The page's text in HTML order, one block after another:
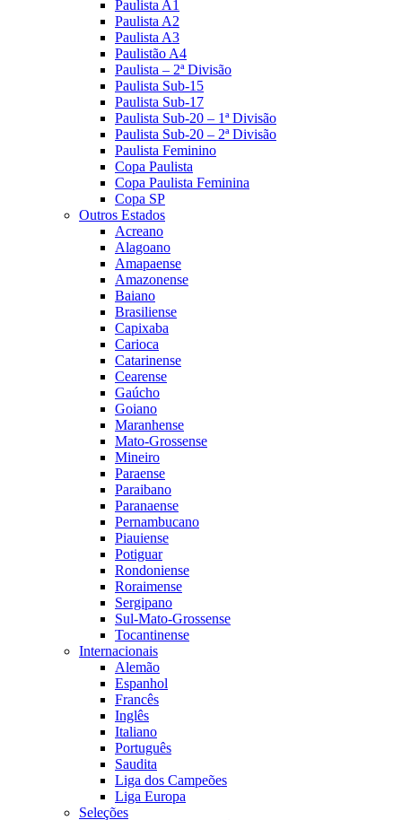
Paulista A1
Paulista A2
Paulista A3
Paulistão A4
Paulista – 2ª Divisão
Paulista Sub-15
Paulista Sub-17
Paulista Sub-20 – 1ª Divisão
Paulista Sub-20 – 2ª Divisão
Paulista Feminino
Copa Paulista
Copa Paulista Feminina
Copa SP
Outros Estados
Acreano
Alagoano
Amapaense
Amazonense
Baiano
Brasiliense
Capixaba
Carioca
Catarinense
Cearense
Gaúcho
Goiano
Maranhense
Mato-Grossense
Mineiro
Paraense
Paraibano
Paranaense
Pernambucano
Piauiense
Potiguar
Rondoniense
Roraimense
Sergipano
Sul-Mato-Grossense
Tocantinense
Internacionais
Alemão
Espanhol
Francês
Inglês
Italiano
Português
Saudita
Liga dos Campeões
Liga Europa
Seleções